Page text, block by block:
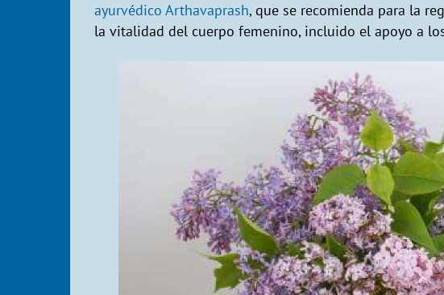
ayurvédico Arthavaprash, que se recomienda para la
la vitalidad del cuerpo femenino, incluido el apoyo a